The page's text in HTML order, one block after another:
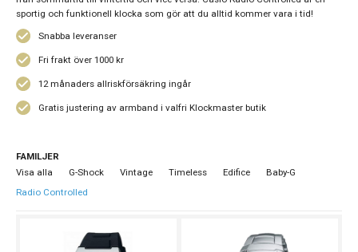
sportig och funktionell klocka som gör att du alltid kommer vara i tid!
Snabba leveranser
Fri frakt över 1000 kr
12 månaders allriskförsäkring ingår
Gratis justering av armband i valfri Klockmaster butik
FAMILJER
Visa alla
G-Shock Vintage Timeless Edifice
Baby-G
Radio Controlled